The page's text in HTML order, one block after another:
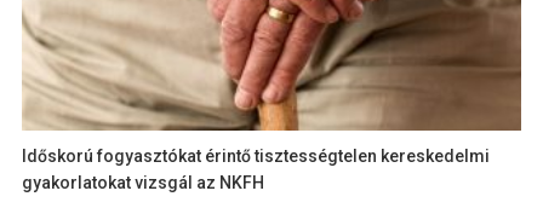
Időskorú fogyasztókat érintő tisztességtelen kereskedelmi
gyakorlatokat vizsgál az NKFH